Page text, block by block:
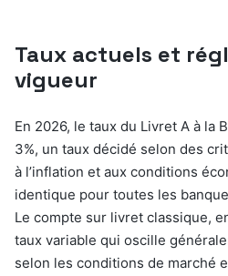
Taux actuels et
vigueur
En 2026, le taux du Livret A à la
3%, un taux décidé selon des
à l’inflation et aux conditions
identique pour toutes les
Le compte sur livret classique,
taux variable qui oscille
selon les conditions de marché